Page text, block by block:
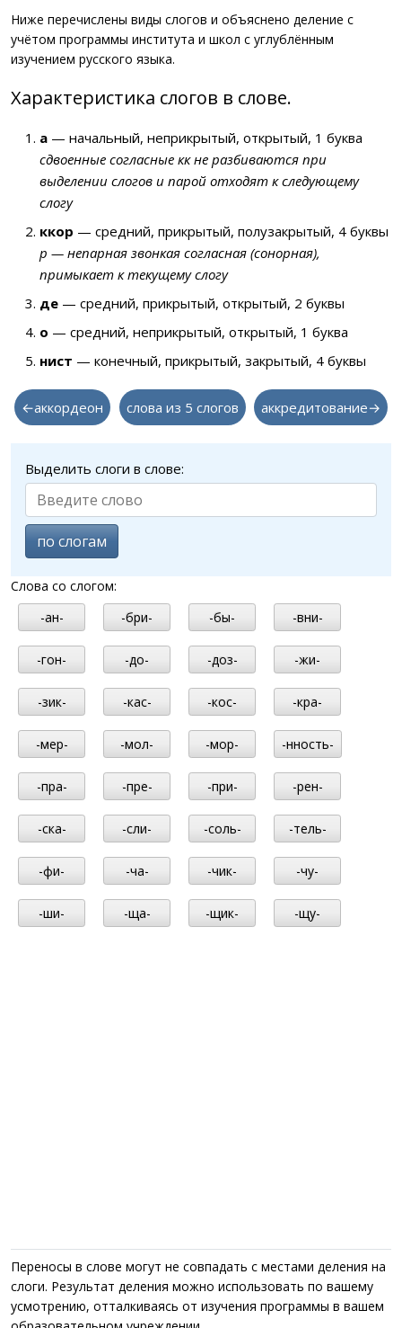
Ниже перечислены виды слогов и объяснено деление с
учётом программы института и школ с углублённым
изучением русского языка.
Характеристика слогов в слове.
а — начальный, неприкрытый, открытый, 1 буква
сдвоенные согласные кк не разбиваются при
выделении слогов и парой отходят к следующему
слогу
ккор — средний, прикрытый, полузакрытый, 4 буквы
р — непарная звонкая согласная (сонорная),
примыкает к текущему слогу
де — средний, прикрытый, открытый, 2 буквы
о — средний, неприкрытый, открытый, 1 буква
нист — конечный, прикрытый, закрытый, 4 буквы
←аккордеон слова из 5 слогов аккредитование→
Выделить слоги в слове:
по слогам
Слова со слогом:
-ан-
-бри- -бы- -вни-
-гон- -до- -доз- -жи-
-зик- -кас- -кос- -кра-
-мер- -мол- -мор- -нность-
-пра- -пре- -при- -рен-
-ска- -сли- -соль- -тель-
-фи- -ча- -чик- -чу-
-ши- -ща- -щик- -щу-
Переносы в слове могут не совпадать с местами деления на
слоги. Результат деления можно использовать по вашему
усмотрению, отталкиваясь от изучения программы в вашем